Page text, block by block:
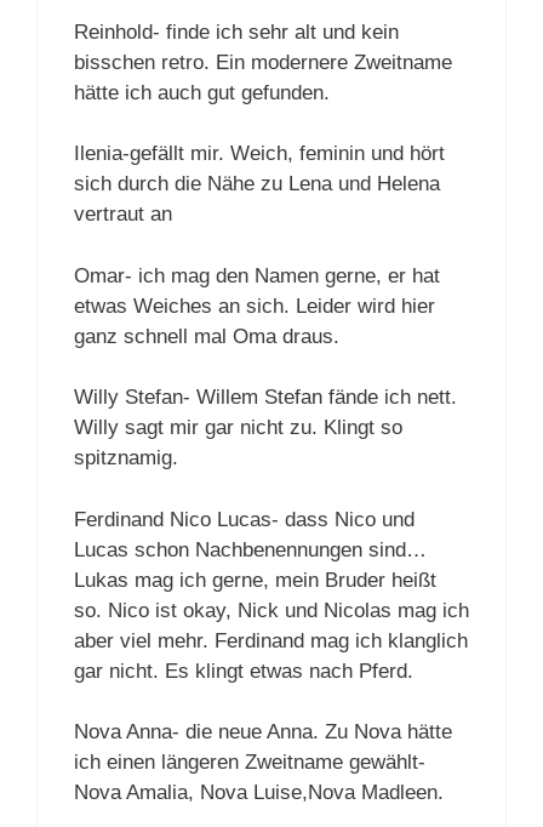
Reinhold- finde ich sehr alt und kein
bisschen retro. Ein modernere Zweitname
hätte ich auch gut gefunden.
Ilenia-gefällt mir. Weich, feminin und hört
sich durch die Nähe zu Lena und Helena
vertraut an
Omar- ich mag den Namen gerne, er hat
etwas Weiches an sich. Leider wird hier
ganz schnell mal Oma draus.
Willy Stefan- Willem Stefan fände ich nett.
Willy sagt mir gar nicht zu. Klingt so
spitznamig.
Ferdinand Nico Lucas- dass Nico und
Lucas schon Nachbenennungen sind…
Lukas mag ich gerne, mein Bruder heißt
so. Nico ist okay, Nick und Nicolas mag ich
aber viel mehr. Ferdinand mag ich klanglich
gar nicht. Es klingt etwas nach Pferd.
Nova Anna- die neue Anna. Zu Nova hätte
ich einen längeren Zweitname gewählt-
Nova Amalia, Nova Luise,Nova Madleen.